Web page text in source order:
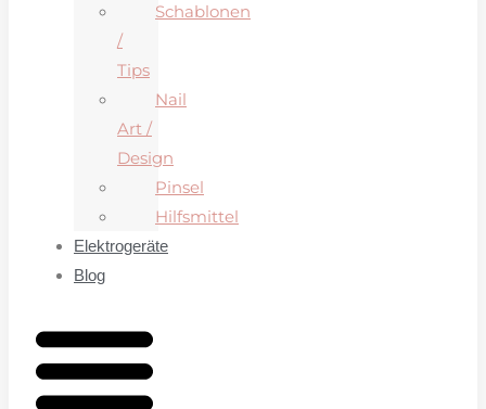
Schablonen
/
Tips
Nail
Art /
Design
Pinsel
Hilfsmittel
Elektrogeräte
Blog